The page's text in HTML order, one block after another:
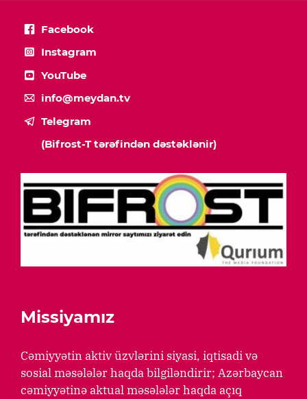
Facebook
Instagram
YouTube
info@meydan.tv
Telegram
(Bifrost-T tərəfindən dəstəklənir)
Missiyamız
Cəmiyyətin aktiv üzvlərini siyasi, iqtisadi və
sosial məsələlər haqda bilgiləndirir; Azərbaycan
cəmiyyətinə aktual məsələlər haqda açıq